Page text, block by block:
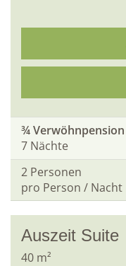
¾ Verwöhnpension
7 Nächte
2 Personen
pro Person / Nacht
Auszeit Suite
40 m²